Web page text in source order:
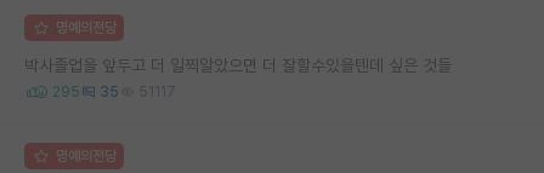
명예의전당
박사졸업을 앞두고 더 일찍알았으면 더 잘할수있을텐데 싶은 것들
295 35 51117
명예의전당